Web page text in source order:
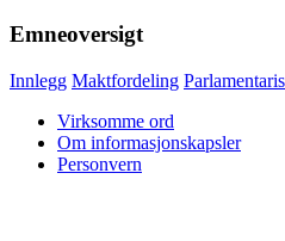
Emneoversigt
Innlegg Maktfordeling
Virksomme ord
Om informasjonskapsler
Personvern